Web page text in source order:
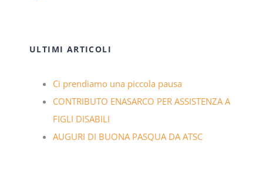
ULTIMI ARTICOLI
Ci prendiamo una piccola pausa
CONTRIBUTO ENASARCO PER ASSISTENZA A
FIGLI DISABILI
AUGURI DI BUONA PASQUA DA ATSC